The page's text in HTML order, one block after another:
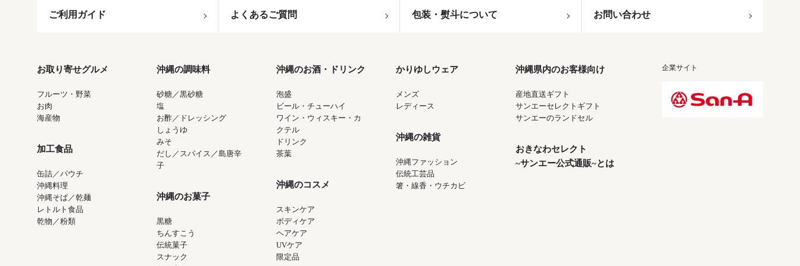
ご利用ガイド よくあるご質問 包装・熨斗について お問い合わせ
お取り寄せグルメ
フルーツ・野菜
お肉
海産物
加工食品
缶詰／パウチ
沖縄料理
沖縄そば／乾麺
レトルト食品
乾物／粉類
沖縄の調味料
砂糖／黒砂糖
塩
お酢／ドレッシング
しょうゆ
みそ
だし／スパイス／島唐辛
子
沖縄のお菓子
黒糖
ちんすこう
伝統菓子
スナック
沖縄のお酒・ドリンク
泡盛
ビール・チューハイ
ワイン・ウィスキー・カ
クテル
ドリンク
茶葉
沖縄のコスメ
スキンケア
ボディケア
ヘアケア
UVケア
限定品
かりゆしウェア
メンズ
レディース
沖縄の雑貨
沖縄ファッション
伝統工芸品
箸・線香・ウチカビ
沖縄県内のお客様向け
産地直送ギフト
サンエーセレクトギフト
サンエーのランドセル
おきなわセレクト
~サンエー公式通販~とは
企業サイト